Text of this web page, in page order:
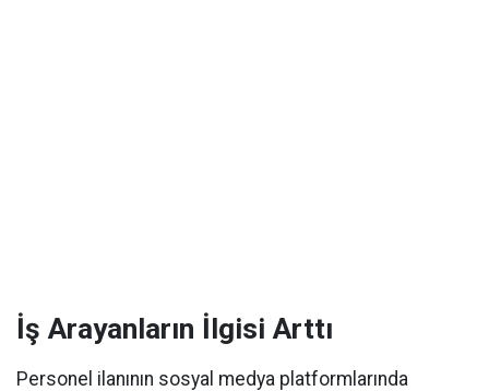
İş Arayanların İlgisi Arttı
Personel ilanının sosyal medya platformlarında